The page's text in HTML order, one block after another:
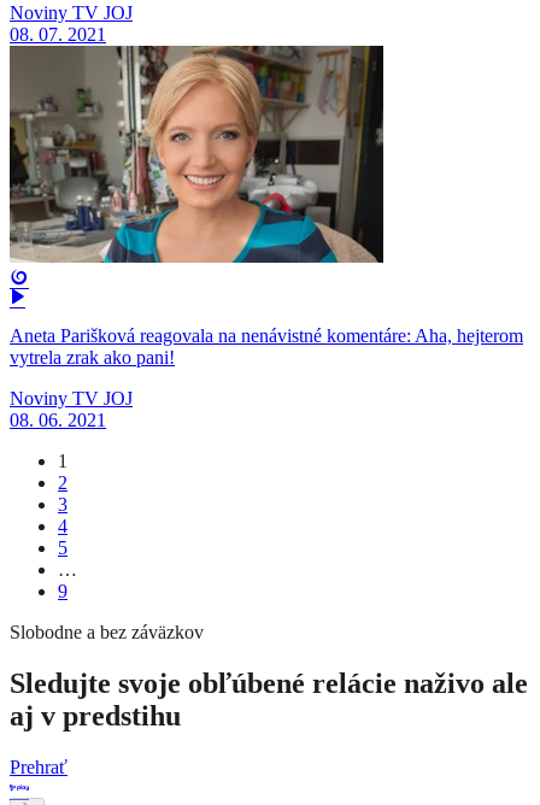
Noviny TV JOJ
08. 07. 2021
Aneta Parišková reagovala na nenávistné komentáre: Aha, hejterom
vytrela zrak ako pani!
Noviny TV JOJ
08. 06. 2021
1
2
3
4
5
…
9
Slobodne a bez záväzkov
Sledujte svoje obľúbené relácie naživo ale
aj v predstihu
Prehrať